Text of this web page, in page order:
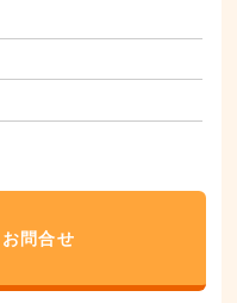
問合せ